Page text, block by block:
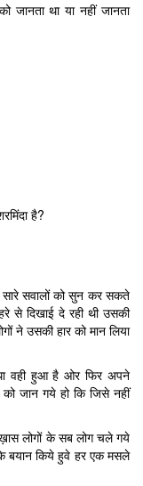
जानता था या नहीं जानता
है?
सवालों को सुन कर सकते
से दिखाई दे रही थी उसकी
ने उसकी हार को मान लिया
वही हुआ है ओर फिर अपने
को जान गये हो कि जिसे नहीं
लोगों के सब लोग चले गये
बयान किये हुवे हर एक मसले